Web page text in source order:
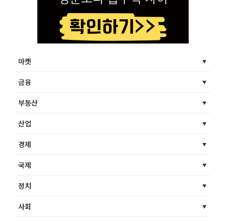
마켓
금융
부동산
산업
경제
국제
정치
사회